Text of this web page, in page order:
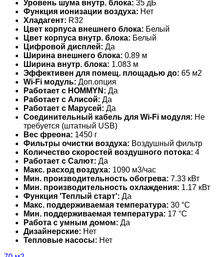
Уровень шума внутр. блока: 35 дБ
Функция ионизации воздуха: Нет
Хладагент: R32
Цвет корпуса внешнего блока: Белый
Цвет корпуса внутр. блока: Белый
Цифровой дисплей: Да
Ширина внешнего блока: 0.89 м
Ширина внутр. блока: 1.083 м
Эффективен для помещ. площадью до: 65 м2
Wi-Fi модуль: Доп.опция
Работает с HOMMYN: Да
Работает с Алисой: Да
Работает с Марусей: Да
Соединительный кабель для Wi-Fi модуля: Не
требуется (штатный USB)
Вес фреона: 1450 г
Фильтры очистки воздуха: Воздушный фильтр
Количество скоростей воздушного потока: 4
Работает с Салют: Да
Макс. расход воздуха: 1090 м3/час
Мин. производительность обогрева: 7.33 кВт
Мин. производительность охлаждения: 1.17 кВт
Функция 'Теплый старт': Да
Макс. поддерживаемая температура: 30 °С
Мин. поддерживаемая температура: 17 °С
Работа с умным домом: Да
Дизайнерские: Нет
Тепловые насосы: Нет